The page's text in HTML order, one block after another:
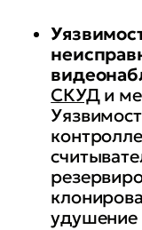
СКУДи
удушение